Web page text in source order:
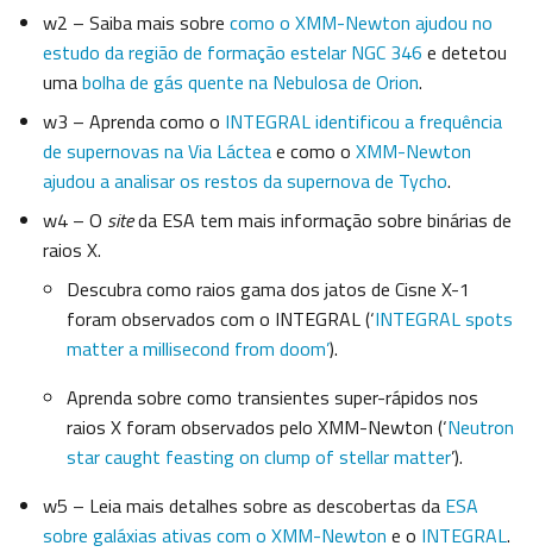
w2 – Saiba mais sobre como o XMM-Newton ajudou no
estudo da região de formação estelar NGC 346 e detetou
umabolha de gás quente na Nebulosa de Orion.
w3 – Aprenda como o INTEGRAL identificou a frequência
de supernovas na Via Lácteae como o XMM-Newton
ajudou a analisar os restos da supernova de Tycho.
w4 – O siteda ESA tem mais informação sobre binárias de
raios X.
Descubra como raios gama dos jatos de Cisne X-1
foram observados com o INTEGRAL (‘INTEGRAL spots
matter a millisecond from doom’).
Aprenda sobre como transientes super-rápidos nos
raios X foram observados pelo XMM-Newton (‘Neutron
star caught feasting on clump of stellar matter’).
w5 – Leia mais detalhes sobre as descobertas da ESA
sobre galáxias ativas com o XMM-Newton e o INTEGRAL.